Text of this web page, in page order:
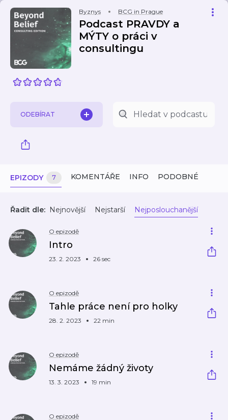
Byznys BCG in Prague
Podcast PRAVDY a
MÝTY o práci v
consultingu
ODEBÍRAT
EPIZODY 7 KOMENTÁŘE INFO PODOBNÉ
Řadit dle: Nejnovější Nejstarší Nejposlouchanější
O epizodě
Intro
23. 2. 2023 26 sec
O epizodě
Tahle práce není pro holky
28. 2. 2023 22 min
O epizodě
Nemáme žádný životy
13. 3. 2023 19 min
O epizodě